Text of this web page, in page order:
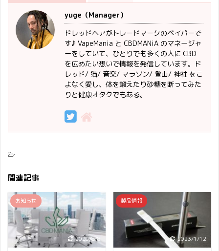
yuge（Manager）
ドレッドヘアがトレードマークのベイパーで
す♪ VapeMania と CBDMANiA のマネージャ
ーをしていて、ひとりでも多くの人に CBD
を広めたい想いで情報を発信しています。ド
レッド/ 猫/ 音楽/ マラソン/ 登山/ 神社 をこ
よなく愛し、体を鍛えたり砂糖を断ってみた
りと健康オタクでもある。
関連記事
お知らせ
2020/8/8
製品情報
2023/1/12